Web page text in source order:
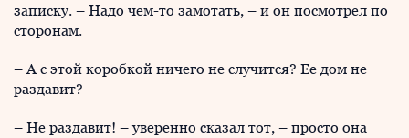
записку. – Надо чем-то замотать, – и он посмотрел по
сторонам.
– А с этой коробкой ничего не случится? Ее дом не
раздавит?
– Не раздавит! – уверенно сказал тот, – просто она